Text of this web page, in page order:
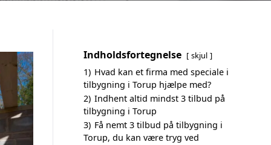
Indholdsfortegnelse skjul
1) Hvad kan et firma med speciale i
tilbygning i Torup hjælpe med?
2) Indhent altid mindst 3 tilbud på
tilbygning i Torup
3) Få nemt 3 tilbud på tilbygning i
Torup, du kan være tryg ved